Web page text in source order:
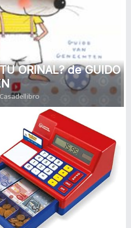
ORINAL? de GUIDO